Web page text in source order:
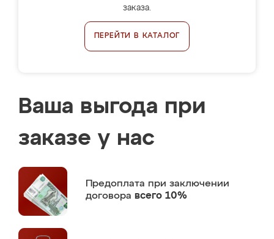
заказа.
ПЕРЕЙТИ В КАТАЛОГ
Ваша выгода при
заказе у нас
Предоплата при заключении
договора всего 10%